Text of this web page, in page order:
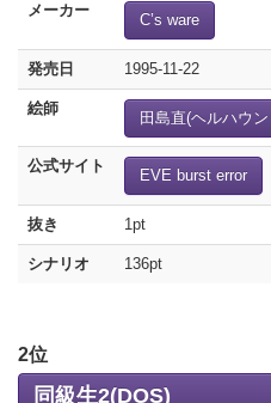
メーカー
C’s ware
発売日 1995-11-22
絵師
田島直(ヘルハウ
公式サイト
EVE burst error
抜き 1pt
シナリオ 136pt
2位
同級生2(DOS)